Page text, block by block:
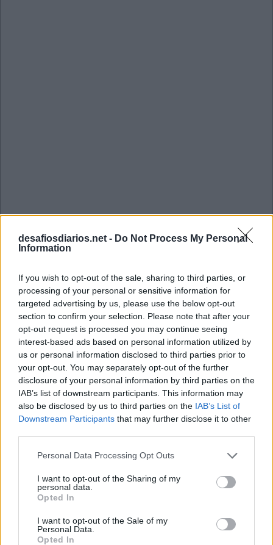
desafiosdiarios.net - Do Not Process My Personal
Information
If you wish to opt-out of the sale, sharing to third parties, or
processing of your personal or sensitive information for
targeted advertising by us, please use the below opt-out
section to confirm your selection. Please note that after your
opt-out request is processed you may continue seeing
interest-based ads based on personal information utilized by
us or personal information disclosed to third parties prior to
your opt-out. You may separately opt-out of the further
disclosure of your personal information by third parties on the
IAB’s list of downstream participants. This information may
also be disclosed by us to third parties on the IAB’s List of
Downstream Participants that may further disclose it to other
Personal Data Processing Opt Outs
I want to opt-out of the Sharing of my
personal data.
Opted In
I want to opt-out of the Sale of my
Personal Data.
Opted In
Mini Fevereiro 21 2023 Cruzadinha
P
S I C
O
L
A S E
R
M
A N C A
R
I
N S A N
O
B
E A T O
S
T
O E S
É usado na remoção de tatuagens (ing.):
L
A S E
R
I
B
Prefixo ligado à mente:
Andar arrastando a perna por conta de lesão